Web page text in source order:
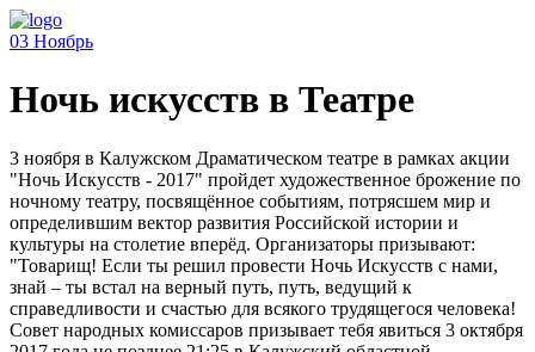
03 Ноябрь
Ночь искусств в Театре
3 ноября в Калужском Драматическом театре в рамках акции
"Ночь Искусств - 2017" пройдет художественное брожение по
ночному театру, посвящённое событиям, потрясшем мир и
определившим вектор развития Российской истории и
культуры на столетие вперёд. Организаторы призывают:
"Товарищ! Если ты решил провести Ночь Искусств с нами,
знай – ты встал на верный путь, путь, ведущий к
справедливости и счастью для всякого трудящегося человека!
Совет народных комиссаров призывает тебя явиться 3 октября